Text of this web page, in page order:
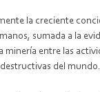
la creciente
sumada a la
minería entre las
del mundo.